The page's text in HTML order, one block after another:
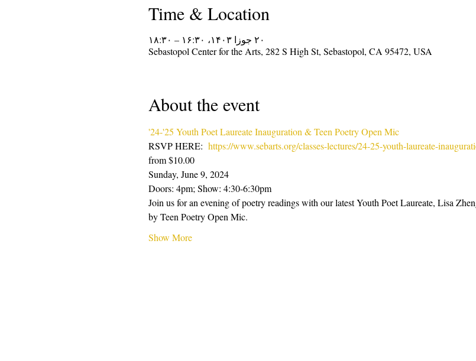
Time & Location
۲۰ جوزا ۱۴۰۳، ۱۶:۳۰ – ۱۸:۳۰
Sebastopol Center for the Arts, 282 S High St, Sebastopol, CA 95472, USA
About the event
'24-'25 Youth Poet Laureate Inauguration & Teen Poetry Open Mic
RSVP HERE: https://www.sebarts.org/classes-lectures/24-25-youth-laureate-
from $10.00
Sunday, June 9, 2024
Doors: 4pm; Show: 4:30-6:30pm
Join us for an evening of poetry readings with our latest Youth Poet Laureate, Lisa
by Teen Poetry Open Mic.
Show More